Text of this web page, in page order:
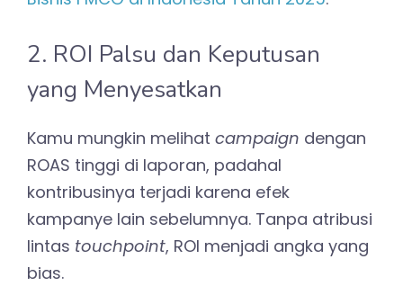
2. ROI Palsu dan Keputusan
yang Menyesatkan
Kamu mungkin melihat campaign dengan
ROAS tinggi di laporan, padahal
kontribusinya terjadi karena efek
kampanye lain sebelumnya. Tanpa atribusi
lintas touchpoint, ROI menjadi angka yang
bias.